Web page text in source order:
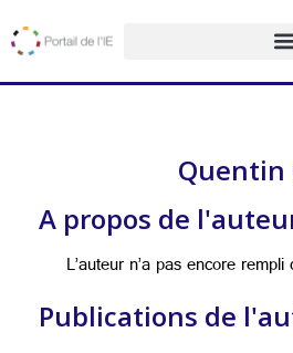
Quentin
A propos de
L’auteur n’a pas encore
Publications de